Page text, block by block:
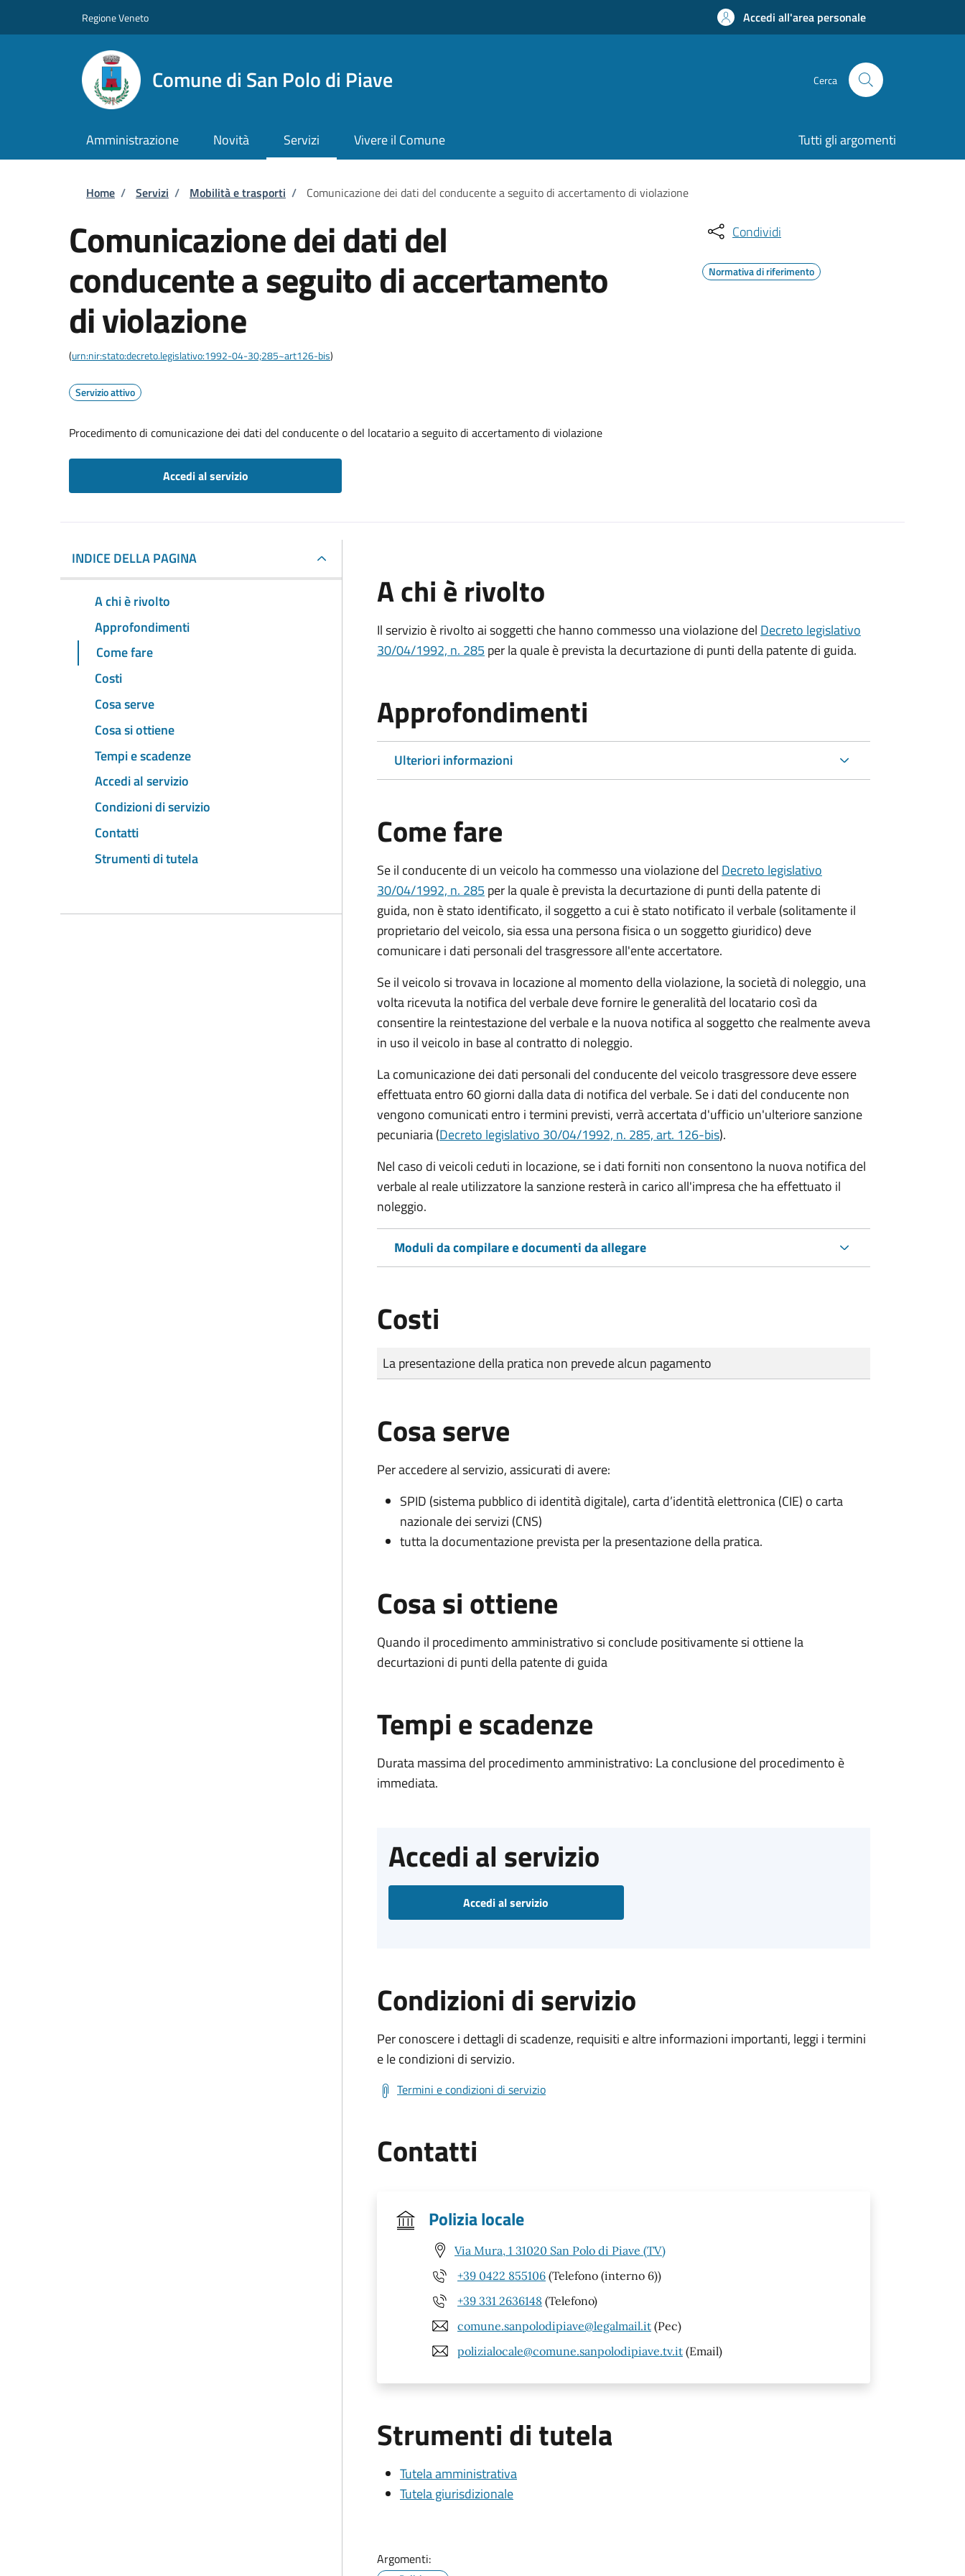
Regione Veneto Accedi all'area personale
Comune di San Polo di Piave Cerca
Amministrazione Novità Servizi Vivere il Comune Tutti gli argomenti
Briciole di pane
Home / Servizi / Mobilità e trasporti / Comunicazione dei dati del conducente a seguito di accertamento di violazione
Comunicazione dei dati del
conducente a seguito di accertamento
di violazione
(urn:nir:stato:decreto.legislativo:1992-04-30;285~art126-bis)
Servizio attivo
Procedimento di comunicazione dei dati del conducente o del locatario a seguito di accertamento di violazione
Accedi al servizio
Condividi
Normativa di riferimento
INDICE DELLA PAGINA
A chi è rivolto
Approfondimenti
Come fare
Costi
Cosa serve
Cosa si ottiene
Tempi e scadenze
Accedi al servizio
Condizioni di servizio
Contatti
Strumenti di tutela
A chi è rivolto
Il servizio è rivolto ai soggetti che hanno commesso una violazione del Decreto legislativo
30/04/1992, n. 285 per la quale è prevista la decurtazione di punti della patente di guida.
Approfondimenti
Ulteriori informazioni
Come fare
Se il conducente di un veicolo ha commesso una violazione del Decreto legislativo
30/04/1992, n. 285 per la quale è prevista la decurtazione di punti della patente di
guida, non è stato identificato, il soggetto a cui è stato notificato il verbale (solitamente il
proprietario del veicolo, sia essa una persona fisica o un soggetto giuridico) deve
comunicare i dati personali del trasgressore all'ente accertatore.
Se il veicolo si trovava in locazione al momento della violazione, la società di noleggio, una
volta ricevuta la notifica del verbale deve fornire le generalità del locatario così da
consentire la reintestazione del verbale e la nuova notifica al soggetto che realmente aveva
in uso il veicolo in base al contratto di noleggio.
La comunicazione dei dati personali del conducente del veicolo trasgressore deve essere
effettuata entro 60 giorni dalla data di notifica del verbale. Se i dati del conducente non
vengono comunicati entro i termini previsti, verrà accertata d'ufficio un'ulteriore sanzione
pecuniaria (Decreto legislativo 30/04/1992, n. 285, art. 126-bis).
Nel caso di veicoli ceduti in locazione, se i dati forniti non consentono la nuova notifica del
verbale al reale utilizzatore la sanzione resterà in carico all'impresa che ha effettuato il
noleggio.
Moduli da compilare e documenti da allegare
Costi
Tipo di pagamento
Importo
La presentazione della pratica non prevede alcun pagamento
Cosa serve
Per accedere al servizio, assicurati di avere:
SPID (sistema pubblico di identità digitale), carta d’identità elettronica (CIE) o carta
nazionale dei servizi (CNS)
tutta la documentazione prevista per la presentazione della pratica.
Cosa si ottiene
Quando il procedimento amministrativo si conclude positivamente si ottiene la
decurtazioni di punti della patente di guida
Tempi e scadenze
Durata massima del procedimento amministrativo: La conclusione del procedimento è
immediata.
Accedi al servizio
Accedi al servizio
Condizioni di servizio
Per conoscere i dettagli di scadenze, requisiti e altre informazioni importanti, leggi i termini
e le condizioni di servizio.
Termini e condizioni di servizio
Contatti
Polizia locale
Via Mura, 1 31020 San Polo di Piave (TV)
+39 0422 855106 (Telefono (interno 6))
+39 331 2636148 (Telefono)
comune.sanpolodipiave@legalmail.it (Pec)
polizialocale@comune.sanpolodipiave.tv.it (Email)
Strumenti di tutela
Tutela amministrativa
Tutela giurisdizionale
Argomenti: